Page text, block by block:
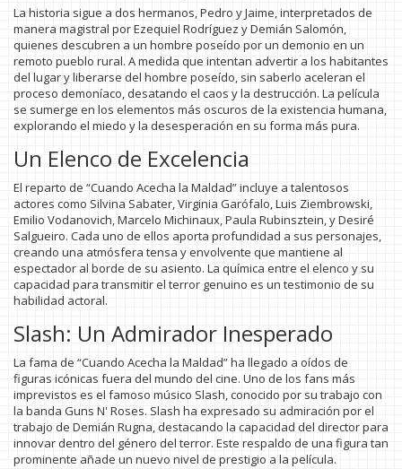
La historia sigue a dos hermanos, Pedro y Jaime, interpretados de
manera magistral por Ezequiel Rodríguez y Demián Salomón,
quienes descubren a un hombre poseído por un demonio en un
remoto pueblo rural. A medida que intentan advertir a los habitantes
del lugar y liberarse del hombre poseído, sin saberlo aceleran el
proceso demoníaco, desatando el caos y la destrucción. La película
se sumerge en los elementos más oscuros de la existencia humana,
explorando el miedo y la desesperación en su forma más pura.
Un Elenco de Excelencia
El reparto de “Cuando Acecha la Maldad” incluye a talentosos
actores como Silvina Sabater, Virginia Garófalo, Luis Ziembrowski,
Emilio Vodanovich, Marcelo Michinaux, Paula Rubinsztein, y Desiré
Salgueiro. Cada uno de ellos aporta profundidad a sus personajes,
creando una atmósfera tensa y envolvente que mantiene al
espectador al borde de su asiento. La química entre el elenco y su
capacidad para transmitir el terror genuino es un testimonio de su
habilidad actoral.
Slash: Un Admirador Inesperado
La fama de “Cuando Acecha la Maldad” ha llegado a oídos de
figuras icónicas fuera del mundo del cine. Uno de los fans más
imprevistos es el famoso músico Slash, conocido por su trabajo con
la banda Guns N' Roses. Slash ha expresado su admiración por el
trabajo de Demián Rugna, destacando la capacidad del director para
innovar dentro del género del terror. Este respaldo de una figura tan
prominente añade un nuevo nivel de prestigio a la película.